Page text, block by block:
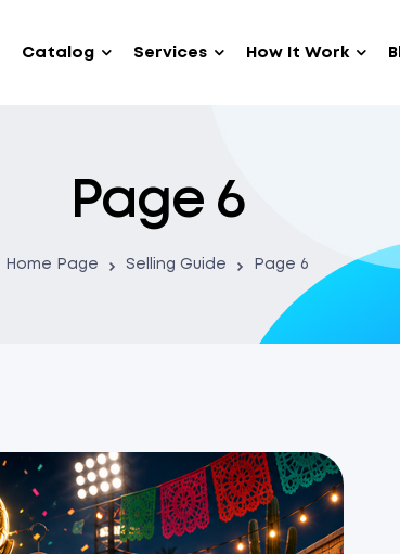
Catalog Services How It Work
Page 6
Home Page Selling Guide Page 6